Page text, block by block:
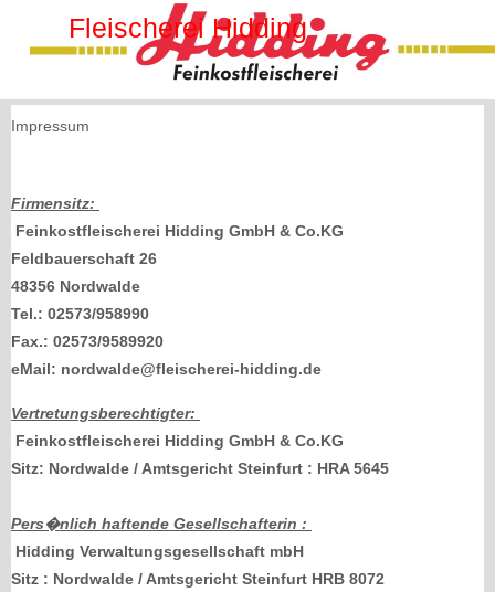
Fleischerei Hidding
Impressum
Firmensitz:
Feinkostfleischerei Hidding GmbH & Co.KG
Feldbauerschaft 26
48356 Nordwalde
Tel.: 02573/958990
Fax.: 02573/9589920
eMail: nordwalde@fleischerei-hidding.de
Vertretungsberechtigter:
Feinkostfleischerei Hidding GmbH & Co.KG
Sitz: Nordwalde / Amtsgericht Steinfurt : HRA 5645
Pers�nlich haftende Gesellschafterin :
Hidding Verwaltungsgesellschaft mbH
Sitz : Nordwalde / Amtsgericht Steinfurt HRB 8072